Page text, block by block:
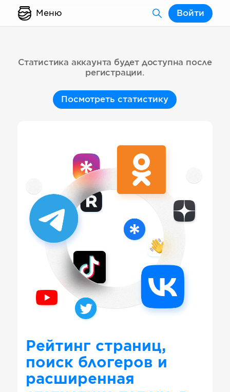
Меню Войти
Статистика аккаунта будет доступна после
регистрации.
Посмотреть статистику
Рейтинг страниц,
поиск блогеров и
расширенная